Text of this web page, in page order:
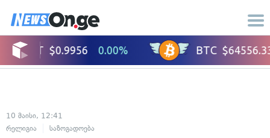
10 მაისი, 12:41
რელიგია
საზოგადოება